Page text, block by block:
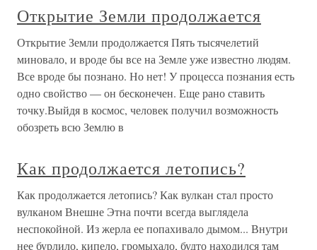
Открытие Земли продолжается
Открытие Земли продолжается Пять тысячелетий
миновало, и вроде бы все на Земле уже известно людям.
Все вроде бы познано. Но нет! У процесса познания есть
одно свойство — он бесконечен. Еще рано ставить
точку.Выйдя в космос, человек получил возможность
обозреть всю Землю в
Как продолжается летопись?
Как продолжается летопись? Как вулкан стал просто
вулканом Внешне Этна почти всегда выглядела
неспокойной. Из жерла ее попахивало дымом... Внутри
нее бурлило, кипело, громыхало, будто находился там